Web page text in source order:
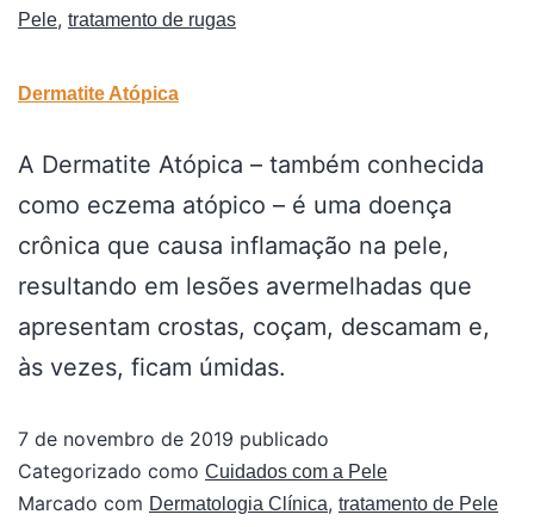
Pele, tratamento de rugas
Dermatite Atópica
A Dermatite Atópica – também conhecida
como eczema atópico – é uma doença
crônica que causa inflamação na pele,
resultando em lesões avermelhadas que
apresentam crostas, coçam, descamam e,
às vezes, ficam úmidas.
7 de novembro de 2019 publicado
Categorizado como Cuidados com a Pele
Marcado com Dermatologia Clínica, tratamento de Pele